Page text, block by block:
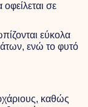
σε
εύκολα
ενώ το φυτό
καθώς